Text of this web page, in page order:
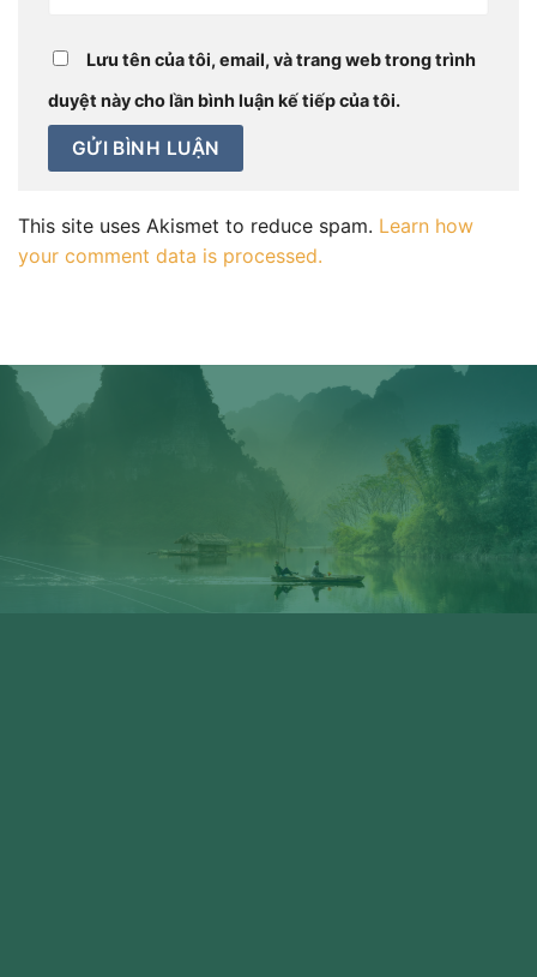
Lưu tên của tôi, email, và trang web trong trình
duyệt này cho lần bình luận kế tiếp của tôi.
This site uses Akismet to reduce spam. Learn how
your comment data is processed.